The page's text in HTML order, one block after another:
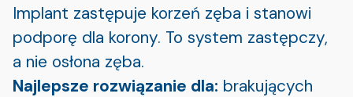
Implant zastępuje korzeń zęba i stanowi
podporę dla korony. To system zastępczy,
a nie osłona zęba.
Najlepsze rozwiązanie dla: brakujących